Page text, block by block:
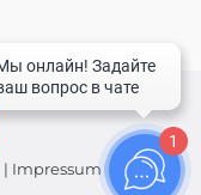
| Impressum
1